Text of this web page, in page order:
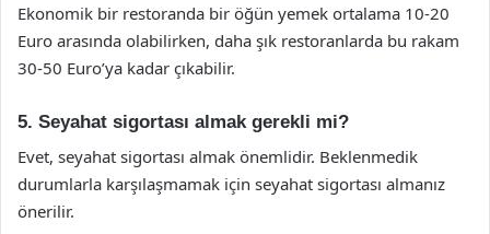
Ekonomik bir restoranda bir öğün yemek ortalama 10-20
Euro arasında olabilirken, daha şık restoranlarda bu rakam
30-50 Euro’ya kadar çıkabilir.
5. Seyahat sigortası almak gerekli mi?
Evet, seyahat sigortası almak önemlidir. Beklenmedik
durumlarla karşılaşmamak için seyahat sigortası almanız
önerilir.